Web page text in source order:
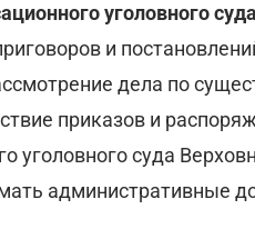
уголовного
и
дела по
приказов и
уголовного суда
административные